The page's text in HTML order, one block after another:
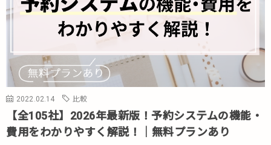
2022.02.14 比較
【全105社】2026年最新版！予約システムの機能・
費用をわかりやすく解説！｜無料プランあり